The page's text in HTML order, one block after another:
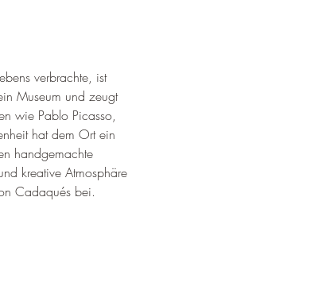
verbrachte, ist
Museum und zeugt
wie Pablo Picasso,
hat dem Ort ein
handgemachte
kreative Atmosphäre
Cadaqués bei.